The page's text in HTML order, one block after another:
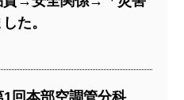
た。
回本部空調管分科